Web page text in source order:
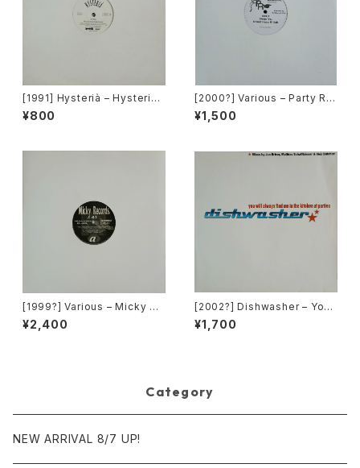
[1991] Hysterià – Hysteria
(There's No Reason To Be
Disturbed) [T.A.O.B. Danc
¥800
[2000?] Various – Party Re
mixers Volume 5 [OPR]
¥1,500
[1999?] Various – Micky Re
cords Vol.41 [Micky Recor
ds.][PROMO]
¥2,400
[2002?] Dishwasher – You
Will Always Find Me In The
Kitchen At Parties [Ka2 Mu
¥1,700
Category
NEW ARRIVAL 8/7 UP!